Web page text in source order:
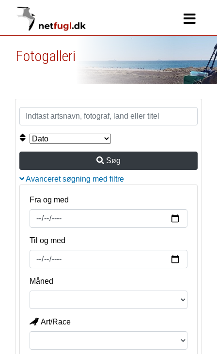
Fotogalleri
Søg
Avanceret søgning med filtre
Fra og med
Til og med
Måned
Art/Race